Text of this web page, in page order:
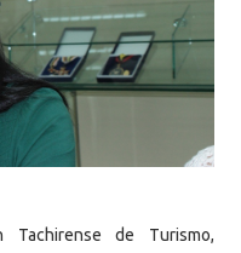
Tachirense de Turismo,